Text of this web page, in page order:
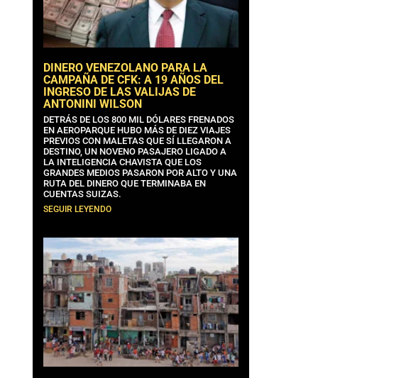
DINERO VENEZOLANO PARA LA
CAMPAÑA DE CFK: A 19 AÑOS DEL
INGRESO DE LAS VALIJAS DE
ANTONINI WILSON
DETRÁS DE LOS 800 MIL DÓLARES FRENADOS
EN AEROPARQUE HUBO MÁS DE DIEZ VIAJES
PREVIOS CON MALETAS QUE SÍ LLEGARON A
DESTINO, UN NOVENO PASAJERO LIGADO A
LA INTELIGENCIA CHAVISTA QUE LOS
GRANDES MEDIOS PASARON POR ALTO Y UNA
RUTA DEL DINERO QUE TERMINABA EN
CUENTAS SUIZAS.
SEGUIR LEYENDO